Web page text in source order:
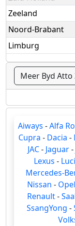
Zeeland
Noord-Brabant
Limburg
Meer Byd Atto
Aiways -Alfa
Cupra - Dacia -
JAC- Jaguar-
Lexus -
Mercedes-
Nissan - Opel
Renault-
SsangYong -